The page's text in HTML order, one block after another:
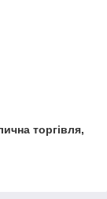
торгівля,